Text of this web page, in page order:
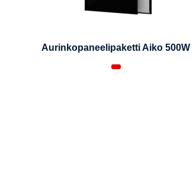
Aurinkopaneelipaketti Aiko 500W